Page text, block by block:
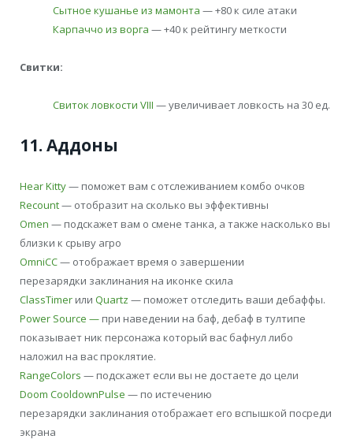
Сытное кушанье из мамонта — +80 к силе атаки
Карпаччо из ворга — +40 к рейтингу меткости
Свитки:
Свиток ловкости VIII — увеличивает ловкость на 30 ед.
11. Аддоны
Hear Kitty— поможет вам с отслеживанием комбо очков
Recount— отобразит на сколько вы эффективны
Omen — подскажет вам о смене танка, а также насколько вы
близки к срыву агро
OmniCC— отображает время о завершении
перезарядки заклинания на иконке скила
ClassTimer или Quartz — поможет отследить ваши дебаффы.
Power Source — при наведении на баф, дебаф в тултипе
показывает ник персонажа который вас бафнул либо
наложил на вас проклятие.
RangeColors — подскажет если вы не достаете до цели
Doom CooldownPulse — по истечению
перезарядки заклинания отображает его вспышкой посреди
экрана